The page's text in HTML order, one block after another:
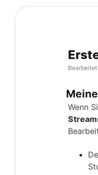
Bearbeitet
Wenn